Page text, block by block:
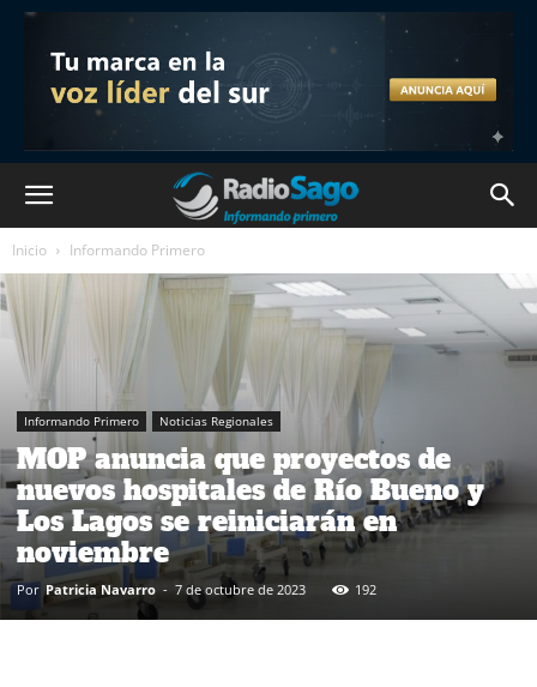
Inicio Informando Primero
Informando Primero Noticias Regionales
MOP anuncia que proyectos de
nuevos hospitales de Río Bueno y
Los Lagos se reiniciarán en
noviembre
Por Patricia Navarro - 7 de octubre de 2023 192